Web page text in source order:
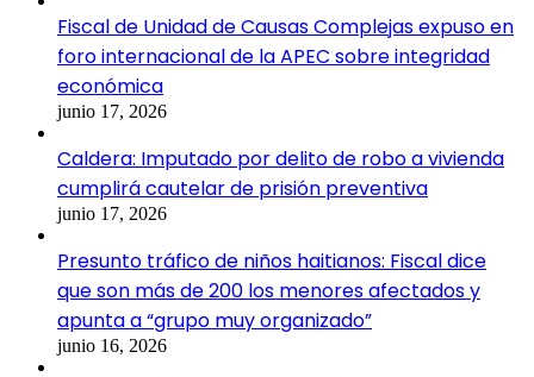
Fiscal de Unidad de Causas Complejas expuso en
foro internacional de la APEC sobre integridad
económica
junio 17, 2026
Caldera: Imputado por delito de robo a vivienda
cumplirá cautelar de prisión preventiva
junio 17, 2026
Presunto tráfico de niños haitianos: Fiscal dice
que son más de 200 los menores afectados y
apunta a “grupo muy organizado”
junio 16, 2026